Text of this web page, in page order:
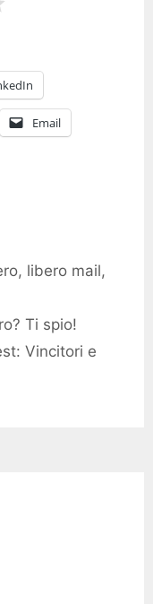
Email
, libero mail,
Ti spio!
Vincitori e